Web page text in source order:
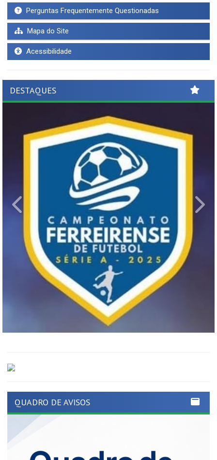
Perguntas Frequentemente Questionadas
Mapa do Site
Acessibilidade
DESTAQUES